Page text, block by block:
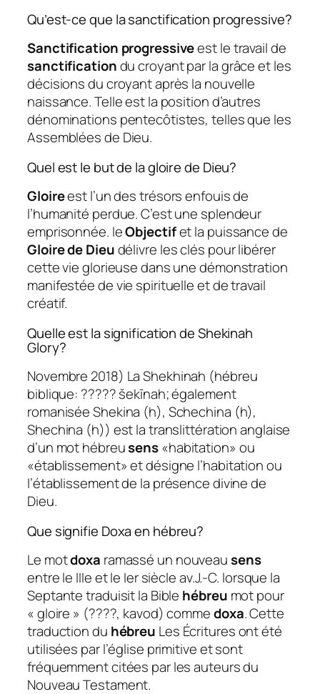
Qu’est-ce que la sanctification progressive?
Sanctification progressiveest le travail de
sanctificationdu croyant par la grâce et les
décisions du croyant après la nouvelle
naissance. Telle est la position d’autres
dénominations pentecôtistes, telles que les
Assemblées de Dieu.
Quel est le but de la gloire de Dieu?
Gloireest l’un des trésors enfouis de
l’humanité perdue. C’est une splendeur
emprisonnée. leObjectifet la puissance de
Gloire de Dieudélivre les clés pour libérer
cette vie glorieuse dans une démonstration
manifestée de vie spirituelle et de travail
créatif.
Quelle est la signification de Shekinah
Glory?
Novembre 2018) La Shekhinah (hébreu
biblique: ????? šekīnah; également
romanisée Shekina (h), Schechina (h),
Shechina (h)) est la translittération anglaise
d’un mot hébreusens«habitation» ou
«établissement» et désigne l’habitation ou
l’établissement de la présence divine de
Dieu.
Que signifie Doxa en hébreu?
Le motdoxa ramassé un nouveausens
entre le IIIe et le Ier siècle av.J.-C. lorsque la
Septante traduisit la Bible hébreu mot pour
« gloire » (????, kavod) commedoxa. Cette
traduction du hébreu Les Écritures ont été
utilisées par l’église primitive et sont
fréquemment citées par les auteurs du
Nouveau Testament.